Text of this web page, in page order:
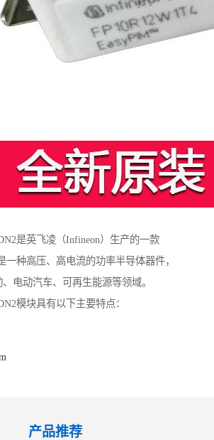
是英飞凌（Infineon）生产的一款
一种高压、高电流的功率半导体器件，
电动汽车、可再生能源等领域。
模块具有以下主要特点：
产品推荐